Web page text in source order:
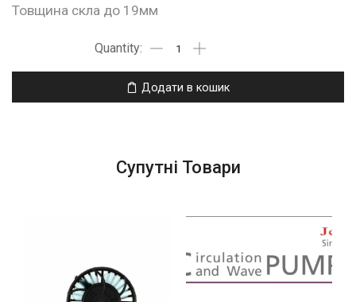
Товщина скла до 19мм
Додати в кошик
Супутні Товари